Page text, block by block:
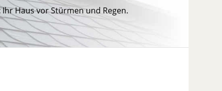
Ihr Haus vor Stürmen und Regen.